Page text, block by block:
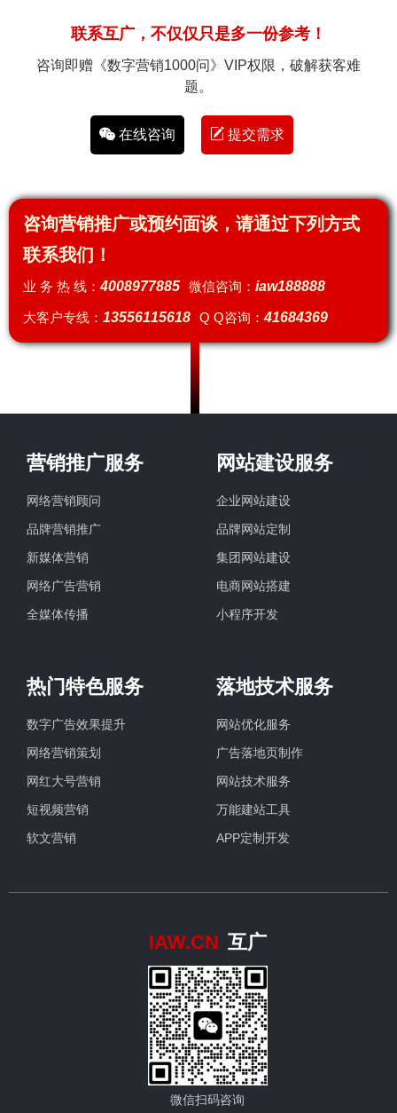
联系互广，不仅仅只是多一份参考！
咨询即赠《数字营销1000问》VIP权限，破解获客难
题。
在线咨询 提交需求
咨询营销推广或预约面谈，请通过下列方式
联系我们！
业 务 热 线：4008977885 微信咨询： iaw188888
大客户专线： 13556115618 Q Q咨询：41684369
营销推广服务
网络营销顾问
品牌营销推广
新媒体营销
网络广告营销
全媒体传播
网站建设服务
企业网站建设
品牌网站定制
集团网站建设
电商网站搭建
小程序开发
热门特色服务
数字广告效果提升
网络营销策划
网红大号营销
短视频营销
软文营销
落地技术服务
网站优化服务
广告落地页制作
网站技术服务
万能建站工具
APP定制开发
IAW.CN 互广
微信扫码咨询